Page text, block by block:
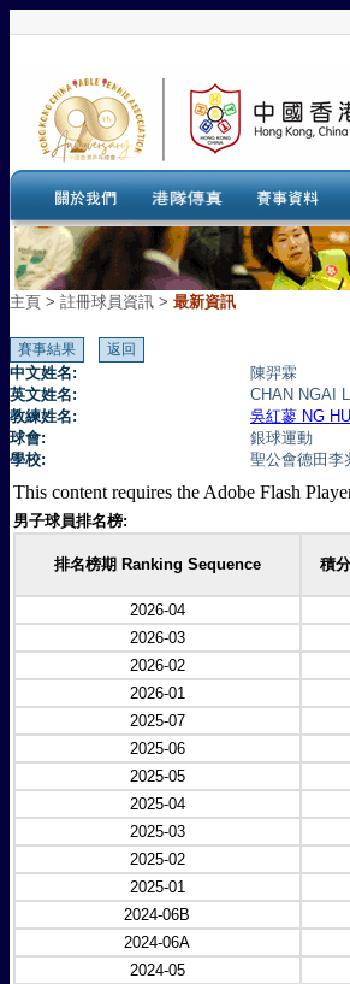
主頁 > 註冊球員資訊 > 最新資訊
中文姓名:
陳羿霖
英文姓名:
CHAN NGAI
教練姓名:
吳紅蓼 NG
球會:
銀球運動
學校:
聖公會德田
This content requires the Adobe Flash
男子球員排名榜:
排名榜期 Ranking Sequence
積
2026-04
2026-03
2026-02
2026-01
2025-07
2025-06
2025-05
2025-04
2025-03
2025-02
2025-01
2024-06B
2024-06A
2024-05